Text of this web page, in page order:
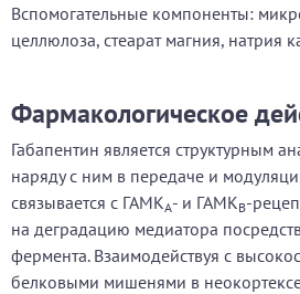
Вспомогательные компоненты:
целлюлоза, стеарат магния, натрия
Фармакологическое
Габапентин является структурным
наряду с ним в передаче и
связывается с ГАМКА- и ГАМКВ-
на деградацию медиатора
фермента. Взаимодействуя с
белковыми мишенями в